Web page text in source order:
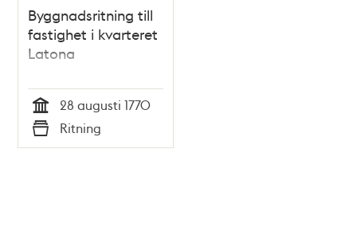
Byggnadsritning till
fastighet i kvarteret
Latona
Tid
28 augusti 1770
Typ
Ritning